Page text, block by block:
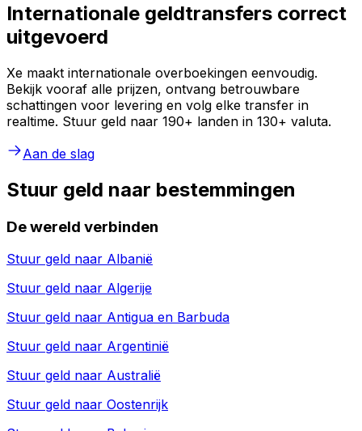
Internationale geldtransfers correct
uitgevoerd
Xe maakt internationale overboekingen eenvoudig.
Bekijk vooraf alle prijzen, ontvang betrouwbare
schattingen voor levering en volg elke transfer in
realtime. Stuur geld naar 190+ landen in 130+ valuta.
Aan de slag
Stuur geld naar bestemmingen
De wereld verbinden
Stuur geld naar Albanië
Stuur geld naar Algerije
Stuur geld naar Antigua en Barbuda
Stuur geld naar Argentinië
Stuur geld naar Australië
Stuur geld naar Oostenrijk